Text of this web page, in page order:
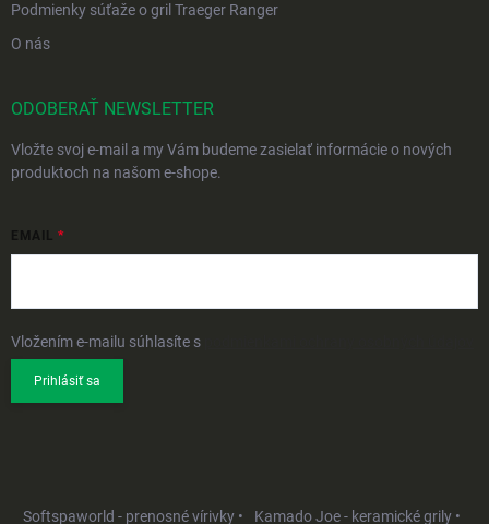
Podmienky súťaže o gril Traeger Ranger
O nás
ODOBERAŤ NEWSLETTER
Vložte svoj e-mail a my Vám budeme zasielať informácie o nových
produktoch na našom e-shope.
EMAIL
Vložením e-mailu súhlasíte s
Prihlásiť sa
Softspaworld - prenosné vírivky • Kamado Joe - keramické grily •